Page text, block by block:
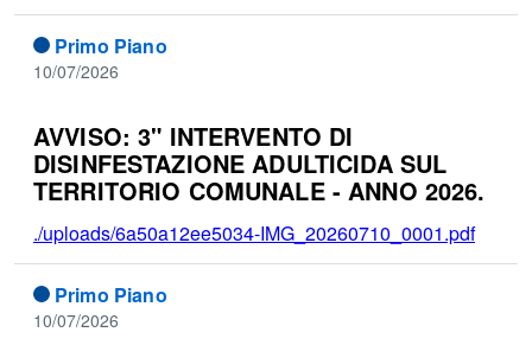
Primo Piano
10/07/2026
AVVISO: 3" INTERVENTO DI
DISINFESTAZIONE ADULTICIDA SUL
TERRITORIO COMUNALE - ANNO 2026.
./uploads/6a50a12ee5034-IMG_20260710_0001.pdf
Primo Piano
10/07/2026